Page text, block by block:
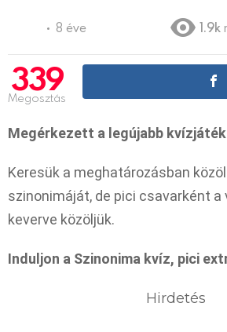
8 éve 1.9k
339
Megosztás
Megérkezett a legújabb
Keresük a meghatározásban
szinonimáját, de pici csavarként a
keverve közöljük.
Induljon a Szinonima kvíz, pici
Hirdetés